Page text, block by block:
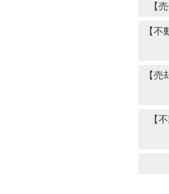
【
【
【
【